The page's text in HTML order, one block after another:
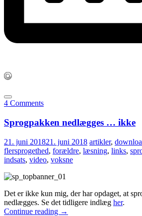
4 Comments
Sprogpakken nedlægges … ikke
21. juni 201821. juni 2018 artikler,
flersprogethed, forældre, læsning, links,
indsats, video, voksne
Det er ikke kun mig, der har opdaget, at
nedlægges. Se det tidligere indlæg her.
Continue reading →